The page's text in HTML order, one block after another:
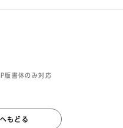
書体のみ対応
もどる